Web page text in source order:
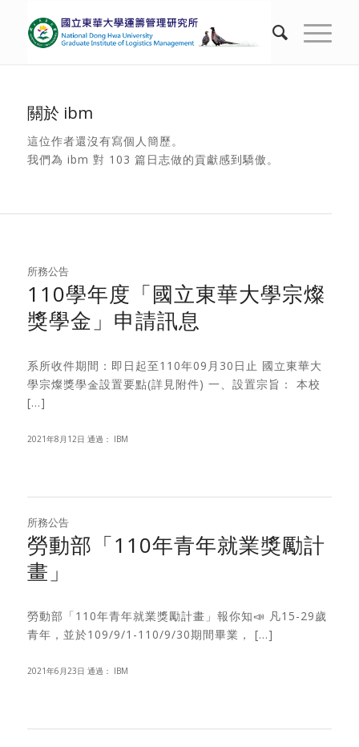
關於 ibm
這位作者還沒有寫個人簡歷。
我們為 ibm 對 103 篇日志做的貢獻感到驕傲。
所務公告
110學年度「國立東華大學宗燦
獎學金」申請訊息
系所收件期間：即日起至110年09月30日止 國立東華大
學宗燦獎學金設置要點(詳見附件) 一、設置宗旨： 本校
[…]
2021年8月12日 通過： IBM
所務公告
勞動部「110年青年就業獎勵計
畫」
勞動部「110年青年就業獎勵計畫」報你知📣 凡15-29歲
青年，並於109/9/1-110/9/30期間畢業， […]
2021年6月23日 通過： IBM